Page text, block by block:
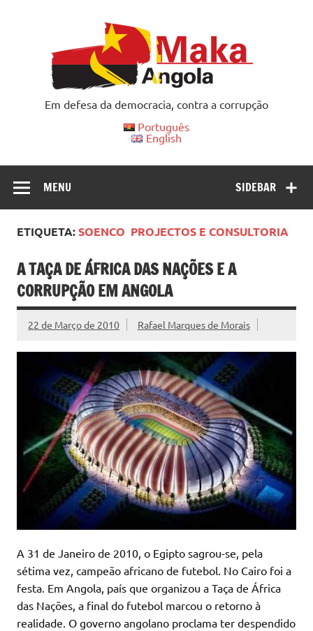
Em defesa da democracia, contra a corrupção
Português
English
SIDEBAR
MENU
ETIQUETA:SOENCO  PROJECTOS E CONSULTORIA
A TAÇA DE ÁFRICA DAS NAÇÕES E A
CORRUPÇÃO EM ANGOLA
22 de Março de 2010 Rafael Marques de Morais
A 31 de Janeiro de 2010, o Egipto sagrou-se, pela
sétima vez, campeão africano de futebol. No Cairo foi a
festa. Em Angola, país que organizou a Taça de África
das Nações, a final do futebol marcou o retorno à
realidade. O governo angolano proclama ter despendido